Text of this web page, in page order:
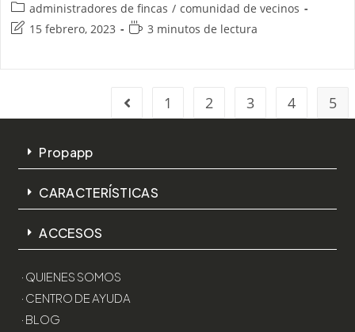
administradores de fincas / comunidad de vecinos
15 febrero, 2023
3 minutos de lectura
1 2 3 4 5
Propapp
CARACTERÍSTICAS
ACCESOS
· QUIENES SOMOS
· CENTRO DE AYUDA
· BLOG